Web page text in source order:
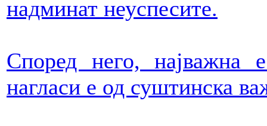
надминат неуспесите.
Според него, најважна
нагласи е од суштинска